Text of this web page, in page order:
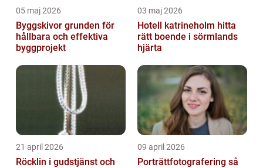
05 maj 2026
Byggskivor grunden för
hållbara och effektiva
byggprojekt
03 maj 2026
Hotell katrineholm hitta
rätt boende i sörmlands
hjärta
21 april 2026
Röcklin i gudstjänst och
09 april 2026
Porträttfotografering så